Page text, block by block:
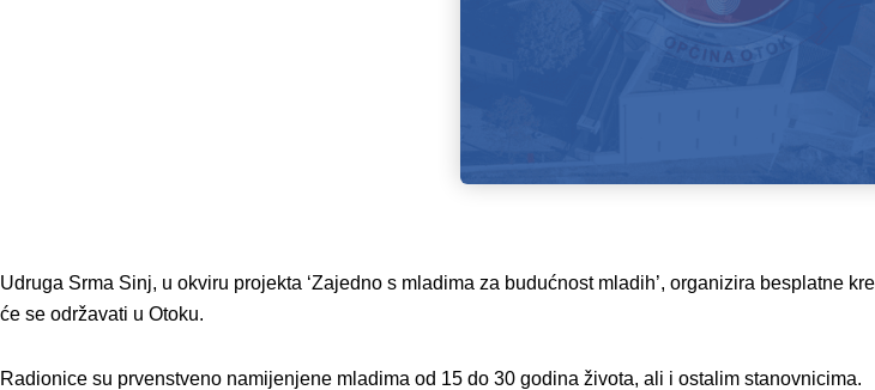
Udruga Srma Sinj, u okviru projekta ‘Zajedno s mladima za budućnost mladih’, organizira besplatne
će se održavati u Otoku.
Radionice su prvenstveno namijenjene mladima od 15 do 30 godina života, ali i ostalim stanovnicima.